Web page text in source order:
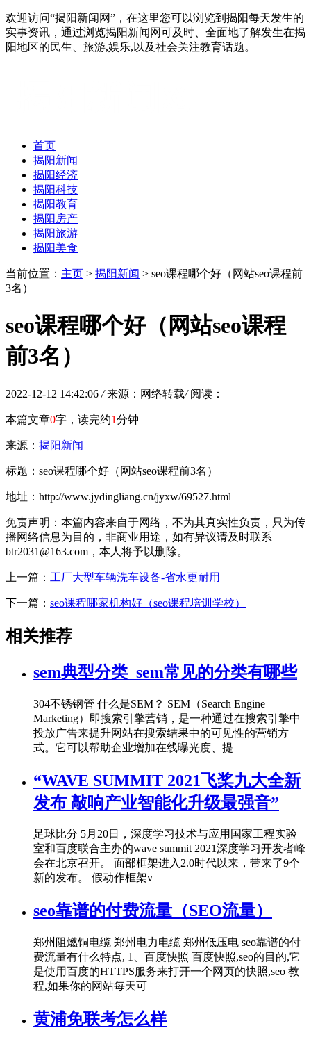
欢迎访问“揭阳新闻网”，在这里您可以浏览到揭阳每天发生的
实事资讯，通过浏览揭阳新闻网可及时、全面地了解发生在揭
阳地区的民生、旅游,娱乐,以及社会关注教育话题。
首页
揭阳新闻
揭阳经济
揭阳科技
揭阳教育
揭阳房产
揭阳旅游
揭阳美食
当前位置： 主页 > 揭阳新闻 > seo课程哪个好（网站seo课程前
3名）
seo课程哪个好（网站seo课程
前3名）
2022-12-12 14:42:06 / 来源：网络转载/ 阅读：
本篇文章0字，读完约1分钟
来源： 揭阳新闻
标题：seo课程哪个好（网站seo课程前3名）
地址：http://www.jydingliang.cn/jyxw/69527.html
免责声明：本篇内容来自于网络，不为其真实性负责，只为传
播网络信息为目的，非商业用途，如有异议请及时联系
btr2031@163.com，本人将予以删除。
上一篇： 工厂大型车辆洗车设备-省水更耐用
下一篇： seo课程哪家机构好（seo课程培训学校）
相关推荐
sem典型分类_sem常见的分类有哪些
304不锈钢管 什么是SEM？ SEM（Search Engine
Marketing）即搜索引擎营销，是一种通过在搜索引擎中
投放广告来提升网站在搜索结果中的可见性的营销方
式。它可以帮助企业增加在线曝光度、提
“WAVE SUMMIT 2021飞桨九大全新
发布 敲响产业智能化升级最强音”
足球比分 5月20日，深度学习技术与应用国家工程实验
室和百度联合主办的wave summit 2021深度学习开发者峰
会在北京召开。 面部框架进入2.0时代以来，带来了9个
新的发布。 假动作框架v
seo靠谱的付费流量（SEO流量）
郑州阻燃铜电缆 郑州电力电缆 郑州低压电 seo靠谱的付
费流量有什么特点, 1、百度快照 百度快照,seo的目的,它
是使用百度的HTTPS服务来打开一个网页的快照,seo 教
程,如果你的网站每天可
黄浦免联考怎么样